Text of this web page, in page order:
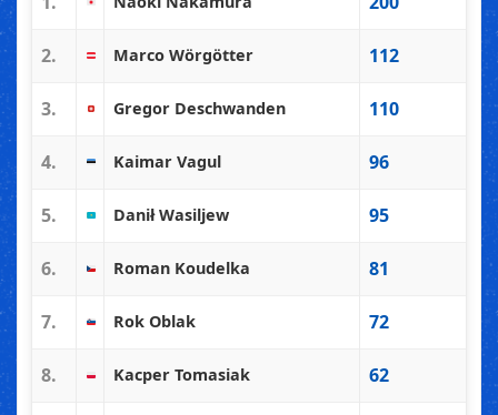
2. Marco Wörgötter 112
3. Gregor Deschwanden 110
4. Kaimar Vagul 96
5. Danił Wasiljew 95
6. Roman Koudelka 81
7. Rok Oblak 72
8. Kacper Tomasiak 62